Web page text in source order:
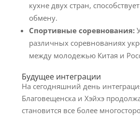
кухне двух стран,
обмену.
Спортивные соревнования:
различных соревнованиях
между молодежью Китая и
Будущее интеграции
На сегодняшний день
Благовещенска и Хэйхэ
становится все более